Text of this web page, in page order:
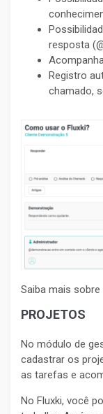
resposta
Registro
chamado,
Saiba mais sobre
PROJETOS
No módulo de
cadastrar os
as tarefas e
No Fluxki, você